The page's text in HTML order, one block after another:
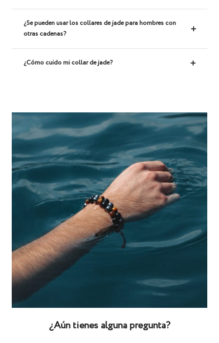
¿Se pueden usar los collares de jade para hombres con
otras cadenas?
¿Cómo cuido mi collar de jade?
¿Aún tienes alguna pregunta?